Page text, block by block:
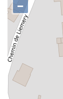
−